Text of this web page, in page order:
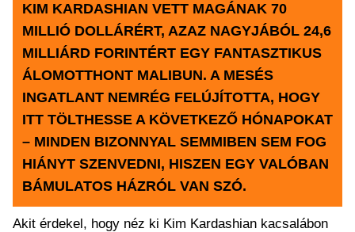
KIM KARDASHIAN VETT MAGÁNAK 70
MILLIÓ DOLLÁRÉRT, AZAZ NAGYJÁBÓL 24,6
MILLIÁRD FORINTÉRT EGY FANTASZTIKUS
ÁLOMOTTHONT MALIBUN. A MESÉS
INGATLANT NEMRÉG FELÚJÍTOTTA, HOGY
ITT TÖLTHESSE A KÖVETKEZŐ HÓNAPOKAT
– MINDEN BIZONNYAL SEMMIBEN SEM FOG
HIÁNYT SZENVEDNI, HISZEN EGY VALÓBAN
BÁMULATOS HÁZRÓL VAN SZÓ.
Akit érdekel, hogy néz ki Kim Kardashian kacsalábon